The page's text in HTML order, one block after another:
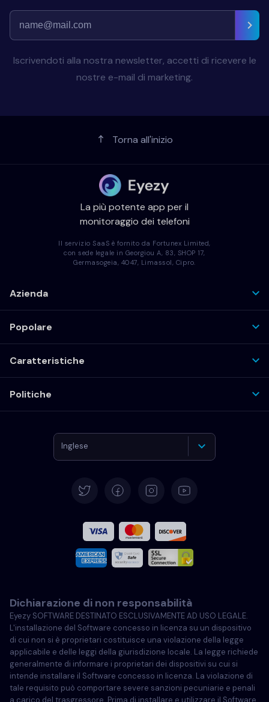
Iscrivendoti alla nostra newsletter, accetti di ricevere le
nostre e-mail di marketing.
Torna all'inizio
La più potente app per il
monitoraggio dei telefoni
Il servizio SaaS è fornito da Fortunex Limited,
con sede legale in Georgiou A, 83, SHOP 17,
Germasogeia, 4047, Limassol, Cipro.
Azienda
Popolare
Caratteristiche
Politiche
Inglese
Francese
Italiano
Portoghese
Türkçe
Polski
Dichiarazione di non responsabilità
Eyezy SOFTWARE DESTINATO ESCLUSIVAMENTE AD USO LEGALE.
L'installazione del Software concesso in licenza su un dispositivo
di cui non si è proprietari costituisce una violazione della legge
applicabile e delle leggi della giurisdizione locale. La legge richiede
generalmente di informare i proprietari dei dispositivi su cui si
intende installare il Software concesso in licenza. La violazione di
tale requisito può comportare severe sanzioni pecuniarie e penali
a carico del trasgressore. Prima di installare e utilizzare il Software